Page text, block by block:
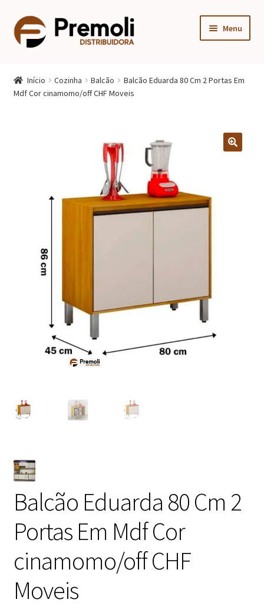
Pular
para
navegação
Pular
para
Menu
menu
Quarto
menu
Mesa Gamer
Início Cozinha Balcão
Balcão Eduarda 80 Cm 2 Portas Em
Mdf Cor cinamomo/off CHF Moveis
Balcão Eduarda 80 Cm 2
Portas Em Mdf Cor
cinamomo/off CHF
Moveis